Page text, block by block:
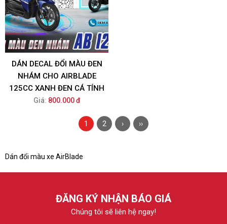
DÁN DECAL ĐỔI MÀU ĐEN
NHÁM CHO AIRBLADE
125CC XANH ĐEN CÁ TÍNH
Giá: 800.000 đ
1 2 › ››
Dán đổi màu xe AirBlade
ĐĂNG KÝ NHẬN BÁO GIÁ
Chúng tôi sẽ liên hệ ngay!